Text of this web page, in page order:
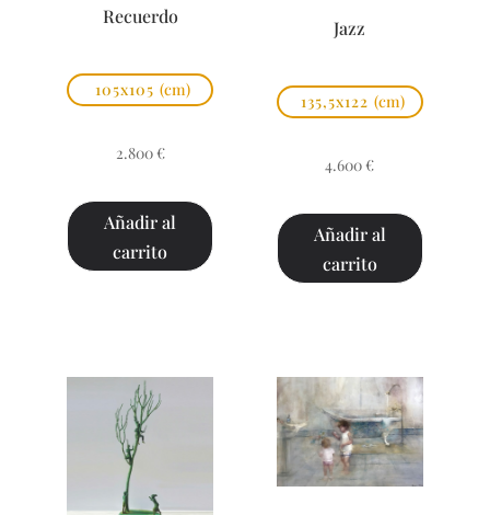
Recuerdo
105x105 (cm)
2.800 €
Añadir al
carrito
Jazz
135,5x122 (cm)
4.600 €
Añadir al
carrito